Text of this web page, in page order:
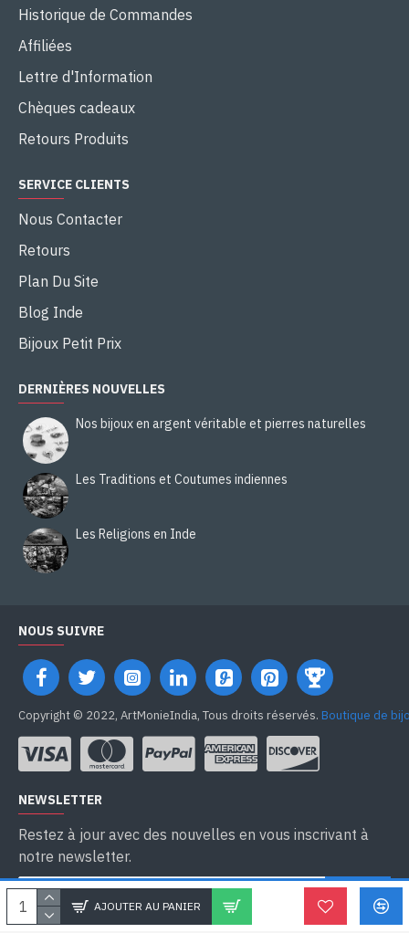
AJOUTER AU PANIER
Historique de Commandes
Affiliées
Lettre d'Information
Chèques cadeaux
Retours Produits
SERVICE CLIENTS
Nous Contacter
Retours
Plan Du Site
Blog Inde
Bijoux Petit Prix
DERNIÈRES NOUVELLES
Nos bijoux en argent véritable et pierres naturelles
Les Traditions et Coutumes indiennes
Les Religions en Inde
NOUS SUIVRE
Copyright © 2022, ArtMonieIndia, Tous droits réservés. Boutique de
NEWSLETTER
Restez à jour avec des nouvelles en vous inscrivant à
notre newsletter.